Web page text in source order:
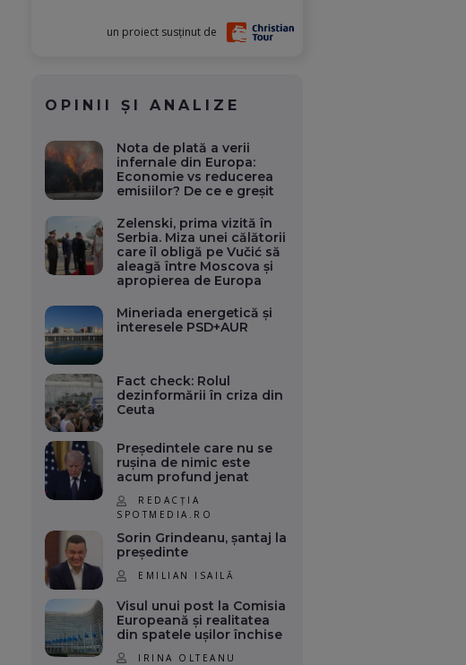
un proiect susținut de
OPINII ȘI ANALIZE
Nota de plată a verii
infernale din Europa:
Economie vs reducerea
emisiilor? De ce e greșit
Zelenski, prima vizită în
Serbia. Miza unei călătorii
care îl obligă pe Vučić să
aleagă între Moscova și
apropierea de Europa
Mineriada energetică și
interesele PSD+AUR
Fact check: Rolul
dezinformării în criza din
Ceuta
Președintele care nu se
rușina de nimic este
acum profund jenat
REDACȚIA
SPOTMEDIA.RO
Sorin Grindeanu, șantaj la
președinte
EMILIAN ISAILĂ
Visul unui post la Comisia
Europeană și realitatea
din spatele ușilor închise
IRINA OLTEANU